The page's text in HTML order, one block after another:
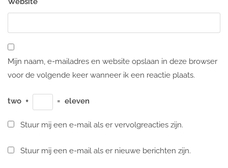
Mijn naam, e-mailadres en website opslaan in deze browser
voor de volgende keer wanneer ik een reactie plaats.
two + = eleven
Stuur mij een e-mail als er vervolgreacties zijn.
Stuur mij een e-mail als er nieuwe berichten zijn.